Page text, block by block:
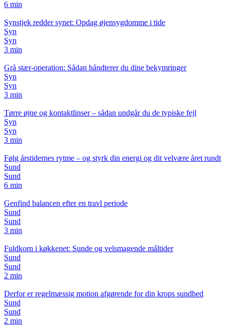
6 min
Synstjek redder synet: Opdag øjensygdomme i tide
Syn
Syn
3 min
Grå stær-operation: Sådan håndterer du dine bekymringer
Syn
Syn
3 min
Tørre øjne og kontaktlinser – sådan undgår du de typiske fejl
Syn
Syn
3 min
Følg årstidernes rytme – og styrk din energi og dit velvære året rundt
Sund
Sund
6 min
Genfind balancen efter en travl periode
Sund
Sund
3 min
Fuldkorn i køkkenet: Sunde og velsmagende måltider
Sund
Sund
2 min
Derfor er regelmæssig motion afgørende for din krops sundhed
Sund
Sund
2 min